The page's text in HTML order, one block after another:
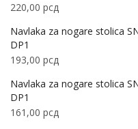
220,00 рсд
Navlaka za nogare stolica
DP1
193,00 рсд
Navlaka za nogare stolica
DP1
161,00 рсд